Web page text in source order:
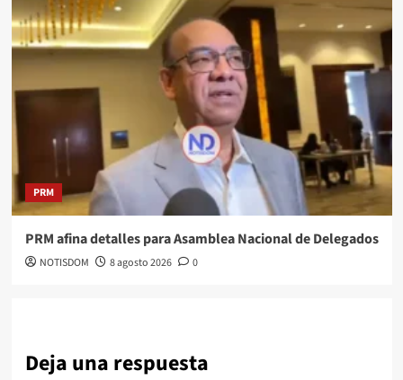
PRM
PRM afina detalles para Asamblea Nacional de Delegados
NOTISDOM 8 agosto 2026 0
Deja una respuesta